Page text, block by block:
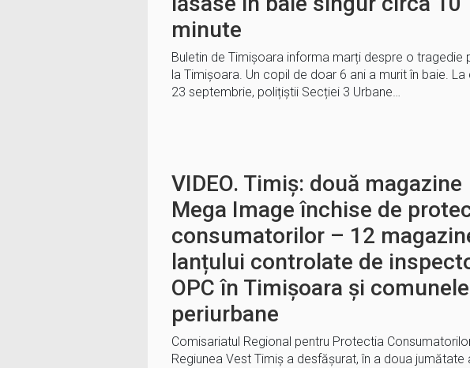
minute
Buletin de Timișoara informa marți despre o tragedie
la Timișoara. Un copil de doar 6 ani a murit în baie. La
23 septembrie, polițiștii Secției 3 Urbane…
VIDEO. Timiș: două magazine
Mega Image închise de
consumatorilor – 12
lanțului controlate de
OPC în Timișoara și comunele
periurbane
Comisariatul Regional pentru Protectia
Regiunea Vest Timiș a desfășurat, în a doua jumătate